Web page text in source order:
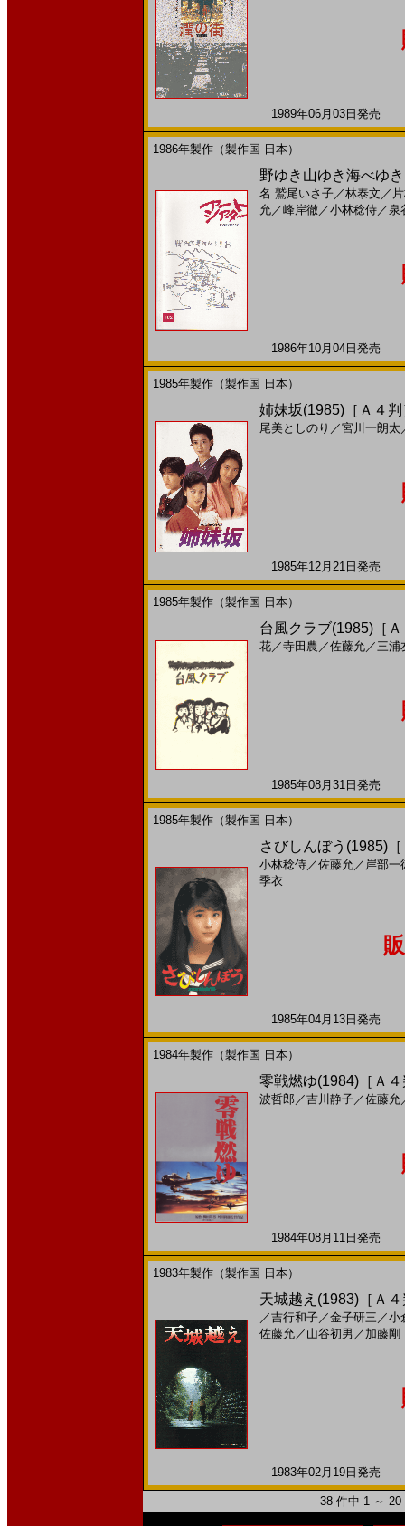
1989年06月03日発売
1986年製作（製作国 日本）
野ゆき山ゆき海べゆ
名 鷲尾いさ子／林泰文 ／
允／峰岸徹 ／小林稔侍／ 泉
1986年10月04日発売
1985年製作（製作国 日本）
姉妹坂(1985)［Ａ４判
尾美としのり ／宮川一朗太
1985年12月21日発売
1985年製作（製作国 日本）
台風クラブ(1985)［
花／寺田農 ／佐藤允／三浦
1985年08月31日発売
1985年製作（製作国 日本）
さびしんぼう(1985)
小林稔侍／佐藤允／ 岸部一
季衣
1985年04月13日発売
1984年製作（製作国 日本）
零戦燃ゆ(1984)［Ａ
波哲郎 ／吉川静子／佐藤允
1984年08月11日発売
1983年製作（製作国 日本）
天城越え(1983)［Ａ
／吉行和子／金子研三 ／小
佐藤允／ 山谷初男 ／ 加藤剛
1983年02月19日発売
38 件中 1 ～